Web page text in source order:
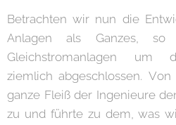
Betrachten wir nun die
Anlagen als Ganzes,
Gleichstromanlagen um
ziemlich abgeschlossen.
ganze Fleiß der Ingenieure
zu und führte zu dem, was